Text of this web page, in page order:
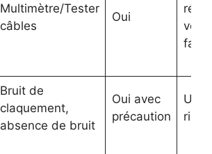
Multimètre/Tester
câbles
Oui
Bruit de
claquement,
absence de bruit
Oui avec
précaution
Un
rien